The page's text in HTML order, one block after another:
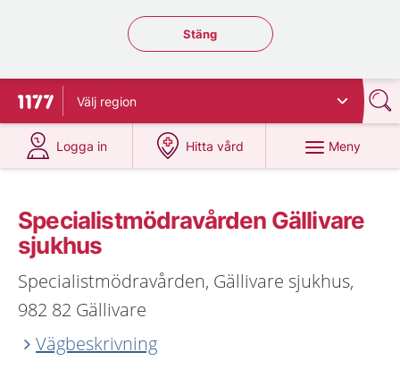
Stäng regionsväljaren
Stäng
Till startsidan för 1177
Välj region
Logga in
på 1177.se
Hitta vård
på 1177.se
Meny
Specialistmödravården Gällivare
sjukhus
Specialistmödravården, Gällivare sjukhus,
982 82 Gällivare
Vägbeskrivning